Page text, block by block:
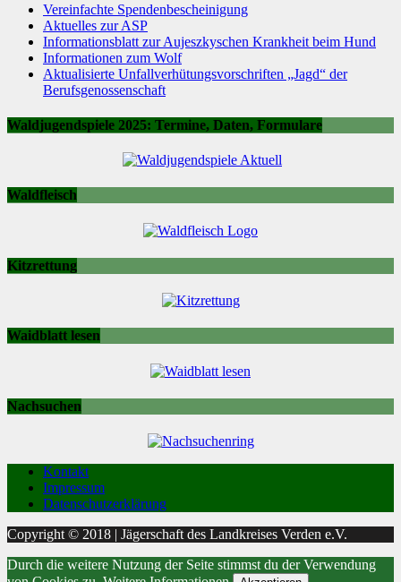
Vereinfachte Spendenbescheinigung
Aktuelles zur ASP
Informationsblatt zur Aujeszkyschen Krankheit beim Hund
Informationen zum Wolf
Aktualisierte Unfallverhütungsvorschriften „Jagd“ der
Berufsgenossenschaft
Waldjugendspiele 2025: Termine, Daten, Formulare
Waldfleisch
Kitzrettung
Waidblatt lesen
Nachsuchen
Kontakt
Impressum
Datenschutzerklärung
Copyright © 2018 | Jägerschaft des Landkreises Verden e.V.
Durch die weitere Nutzung der Seite stimmst du der Verwendung